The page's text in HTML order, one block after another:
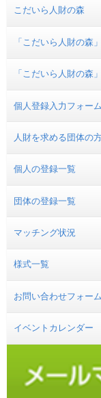
こだいら人財の森
「こだいら人財の森
「こだいら人財の森
個人登録入力フォーム
人財を求める団体の
個人の登録一覧
団体の登録一覧
マッチング状況
様式一覧
お問い合わせフォーム
イベントカレンダー